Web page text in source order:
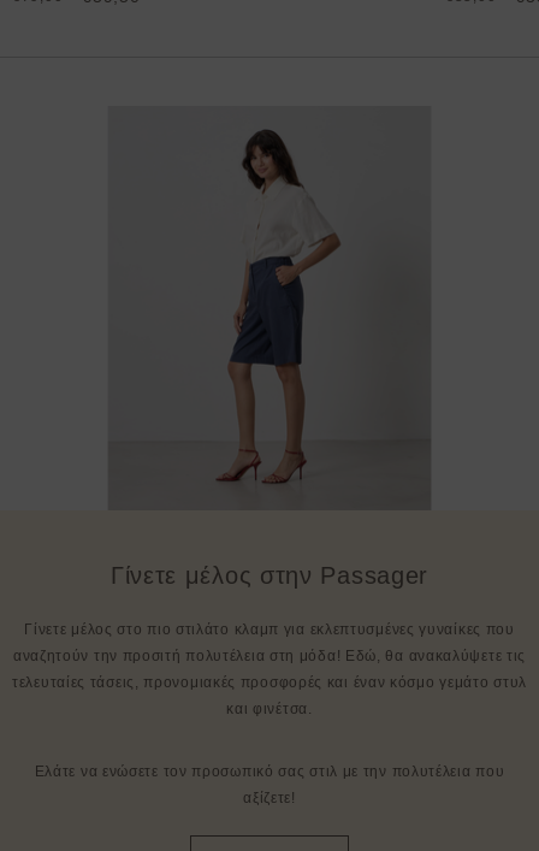
Γίνετε μέλος στην Passager
Γίνετε μέλος στο πιο στιλάτο κλαμπ για εκλεπτυσμένες γυναίκες που
αναζητούν την προσιτή πολυτέλεια στη μόδα! Εδώ, θα ανακαλύψετε τις
τελευταίες τάσεις, προνομιακές προσφορές και έναν κόσμο γεμάτο στυλ
και φινέτσα.
Ελάτε να ενώσετε τον προσωπικό σας στιλ με την πολυτέλεια που
αξίζετε!